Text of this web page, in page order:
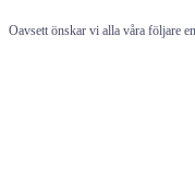
Oavsett önskar vi alla våra följare